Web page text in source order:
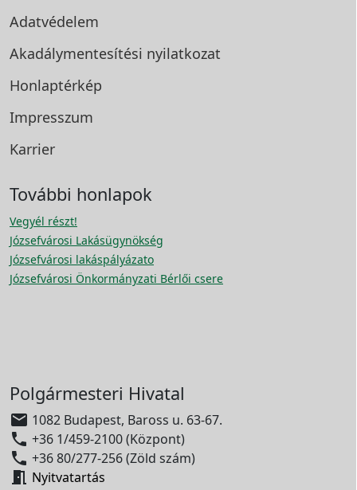
Adatvédelem
Akadálymentesítési nyilatkozat
Honlaptérkép
Impresszum
Karrier
További honlapok
Vegyél részt!
Józsefvárosi Lakásügynökség
Józsefvárosi lakáspályázato
Józsefvárosi Önkormányzati Bérlői csere
Polgármesteri Hivatal
 1082 Budapest, Baross u. 63-67.
 +36 1/459-2100 (Központ)
 +36 80/277-256 (Zöld szám)
 Nyitvatartás